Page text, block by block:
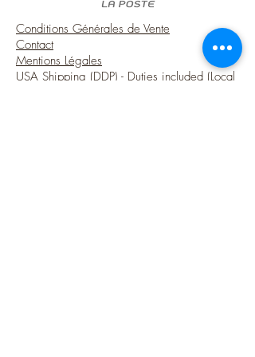
Conditions Générales de Vente
Contact
Mentions Légales
USA Shipping (DDP) - Duties included (Local